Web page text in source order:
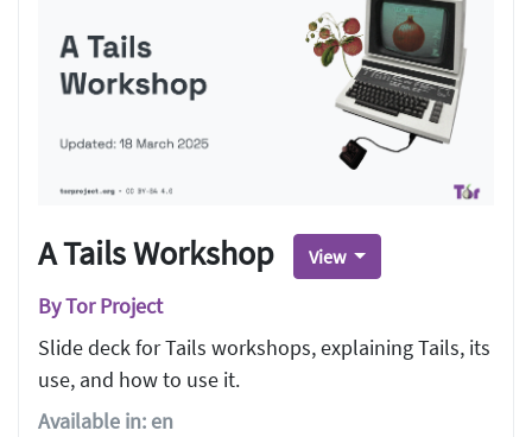
A Tails Workshop View
By Tor Project
Slide deck for Tails workshops, explaining Tails, its
use, and how to use it.
Available in: en